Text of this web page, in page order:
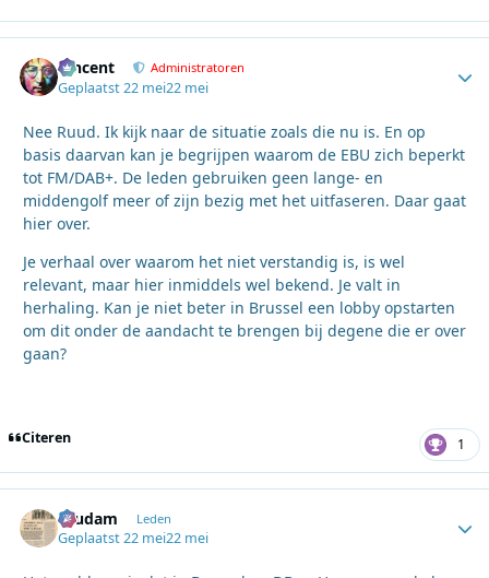
Vincent Administratoren
Geplaatst22 mei22 mei
Nee Ruud. Ik kijk naar de situatie zoals die nu is. En op
basis daarvan kan je begrijpen waarom de EBU zich beperkt
tot FM/DAB+. De leden gebruiken geen lange- en
middengolf meer of zijn bezig met het uitfaseren. Daar gaat
hier over.
Je verhaal over waarom het niet verstandig is, is wel
relevant, maar hier inmiddels wel bekend. Je valt in
herhaling. Kan je niet beter in Brussel een lobby opstarten
om dit onder de aandacht te brengen bij degene die er over
gaan?
Citeren 1
ruudam Leden
Geplaatst22 mei22 mei